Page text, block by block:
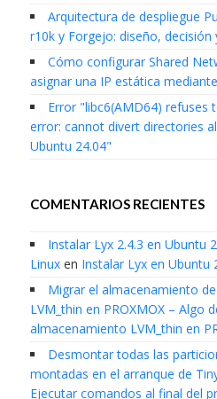
Arquitectura de despliegue
r10k y Forgejo: diseño,
Cómo configurar Shared
asignar una IP estática
Error "libc6(AMD64) refuses
error: cannot divert directories
Ubuntu 24.04"
COMENTARIOS RECIENTES
Instalar Lyx 2.4.3 en Ubuntu
Linuxen Instalar Lyx en Ubuntu
Migrar el almacenamiento
LVM_thin en PROXMOX – Algo
almacenamiento LVM_thin en
Desmontar todas las
montadas en el arranque de
Ejecutar comandos al final del